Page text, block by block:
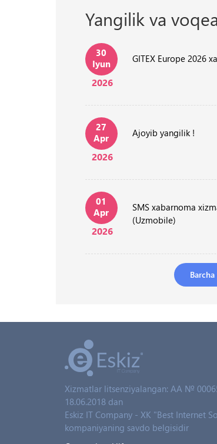
Yangilik va
30
Iyun
2026
GITEX Europe 2026
27
Apr
2026
Ajoyib yangilik !
01
Apr
2026
SMS xabarnoma
(Uzmobile)
Xizmatlar litsenziyalangan: AA №
18.06.2018 dan
Eskiz IT Company - XK "Best Internet
kompaniyaning savdo belgisidir